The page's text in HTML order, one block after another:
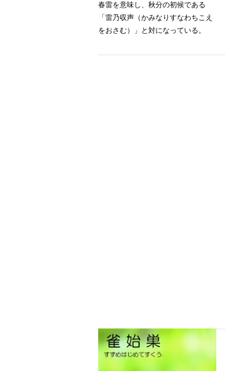
春雷を意味し、秋分の初候である
「雷乃収声（かみなりすなわちこえ
をおさむ）」と対になっている。